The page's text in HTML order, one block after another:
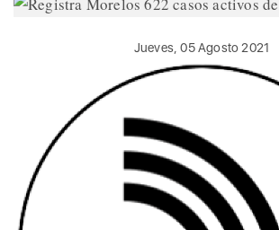
Jueves, 05 Agosto 2021